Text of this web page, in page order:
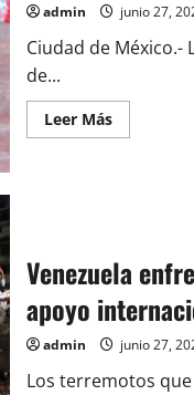
admin junio 27,
Ciudad de
de...
Leer MásLeer
más
apoyar
a
por
los
sismos
Venezuela
Venezuela
apoyo
admin junio 27,
Los terremotos